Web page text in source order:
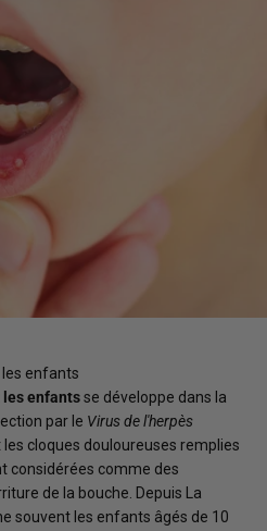
les enfants
les enfantsse développe dans la
par le Virus de l'herpès
les cloques douloureuses remplies
considérées comme des
de la bouche. Depuis La
souvent les enfants âgés de 10